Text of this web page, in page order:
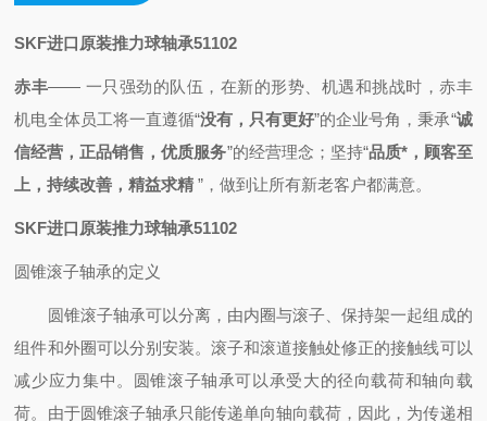
SKF进口原装推力球轴承51102
赤丰—— 一只强劲的队伍， 在新的形势、机遇和挑战时，赤丰
机电全体员工将一直遵循“没有，只有更好”的企业号角，秉承“诚
信经营，正品销售，优质服务”的经营理念； 坚持“品质*，顾客至
上，持续改善，精益求精 ”，做到让所有新老客户都满意。
SKF进口原装推力球轴承51102
圆锥滚子轴承的定义
圆锥滚子轴承可以分离，由内圈与滚子、保持架一起组成的
组件和外圈可以分别安装。滚子和滚道接触处修正的接触线可以
减少应力集中。圆锥滚子轴承可以承受大的径向载荷和轴向载
荷。由于圆锥滚子轴承只能传递单向轴向载荷，因此，为传递相